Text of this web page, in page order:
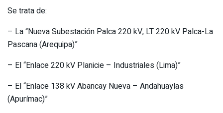
Se trata de:
– La “Nueva Subestación Palca 220 kV, LT 220 kV Palca-La
Pascana (Arequipa)”
– El “Enlace 220 kV Planicie – Industriales (Lima)”
– El “Enlace 138 kV Abancay Nueva – Andahuaylas
(Apurímac)”